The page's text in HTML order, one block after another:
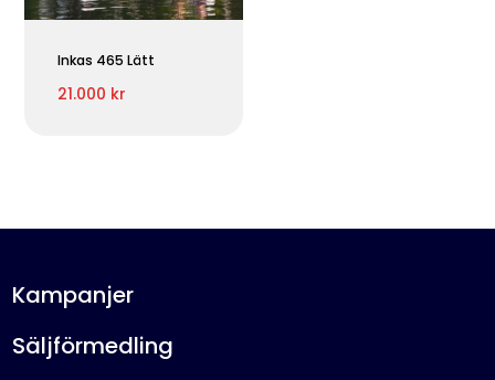
Inkas 465 Lätt
21.000 kr
Kampanjer
Säljförmedling